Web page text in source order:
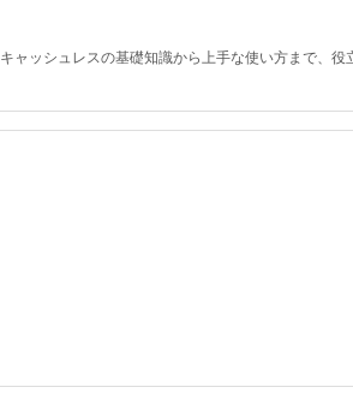
ャッシュレスの基礎知識から上手な使い方まで、役